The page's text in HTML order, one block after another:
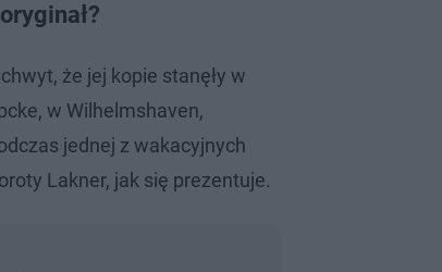
że jej kopie stanęły w
w Wilhelmshaven,
jednej z wakacyjnych
Lakner, jak się prezentuje.